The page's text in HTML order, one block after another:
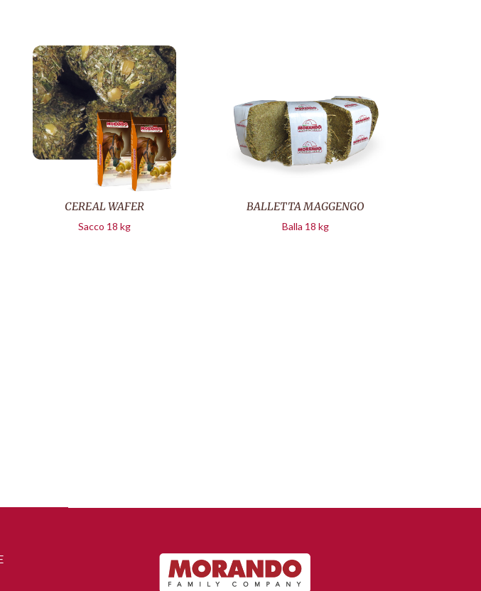
CEREAL WAFER
Sacco 18 kg
BALLETTA MAGGENGO
Balla 18 kg